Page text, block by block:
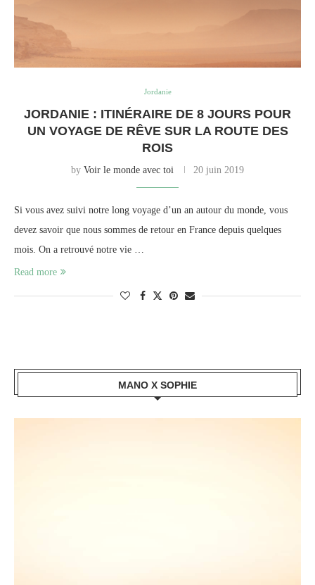
Jordanie
JORDANIE : ITINÉRAIRE DE 8 JOURS POUR
UN VOYAGE DE RÊVE SUR LA ROUTE DES
ROIS
by Voir le monde avec toi 20 juin 2019
Si vous avez suivi notre long voyage d’un an autour du monde, vous
devez savoir que nous sommes de retour en France depuis quelques
mois. On a retrouvé notre vie …
Read more
MANO X SOPHIE